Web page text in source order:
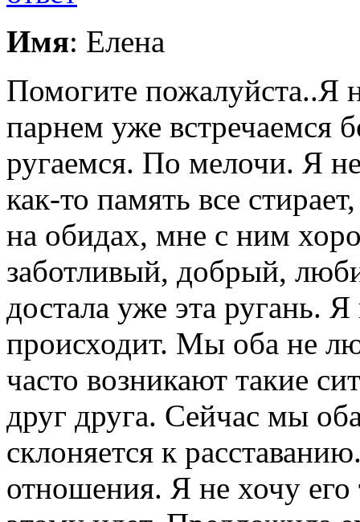
Имя: Елена
Помогите пожалуйста..Я
парнем уже встречаемся
ругаемся. По мелочи. Я
как-то память все
на обидах, мне с ним
заботливый, добрый,
достала уже эта ругань.
происходит. Мы оба не
часто возникают такие
друг друга. Сейчас мы
склоняется к
отношения. Я не хочу его